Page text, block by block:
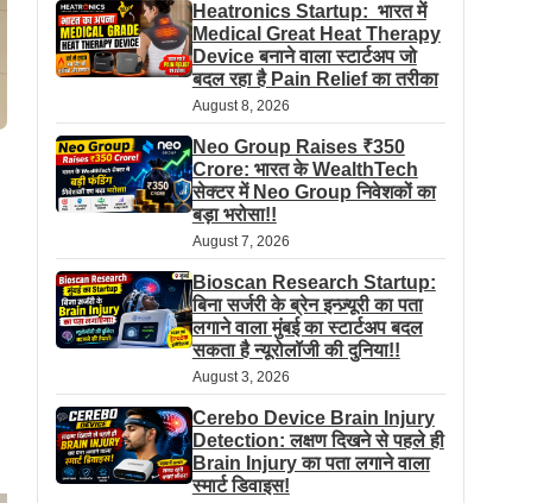
Heatronics Startup: भारत में
Medical Great Heat Therapy
Device बनाने वाला स्टार्टअप जो
बदल रहा है Pain Relief का तरीका
August 8, 2026
Neo Group Raises ₹350
Crore: भारत के WealthTech
सेक्टर में Neo Group निवेशकों का
बड़ा भरोसा!!
August 7, 2026
Bioscan Research Startup:
बिना सर्जरी के ब्रेन इन्ज़्यूरी का पता
लगाने वाला मुंबई का स्टार्टअप बदल
सकता है न्यूरोलॉजी की दुनिया!!
August 3, 2026
Cerebo Device Brain Injury
Detection: लक्षण दिखने से पहले ही
Brain Injury का पता लगाने वाला
स्मार्ट डिवाइस!